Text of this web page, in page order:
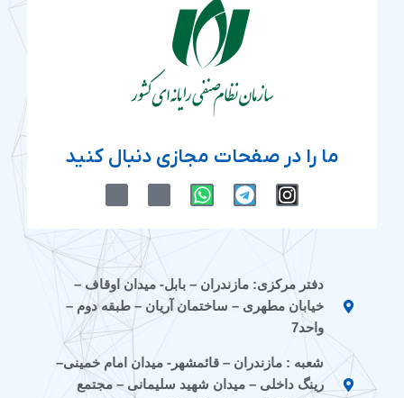
ما را در صفحات مجازی دنبال کنید
n
t
a
g
r
a
e
e
a
m
h
t
p
p
c
n
-
a
p
r
a
c
o
n
-
e
i
t
a
a
دفتر مرکزی: مازندران – بابل- میدان اوقاف –
خیابان مطهری – ساختمان آریان – طبقه دوم –
واحد7
شعبه : مازندران – قائمشهر- میدان امام خمینی–
رینگ داخلی – میدان شهید سلیمانی – مجتمع